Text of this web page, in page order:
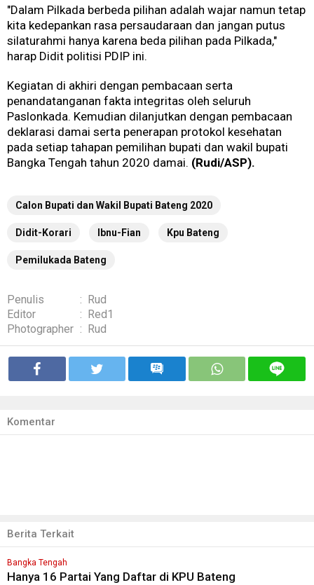
"Dalam Pilkada berbeda pilihan adalah wajar namun tetap
kita kedepankan rasa persaudaraan dan jangan putus
silaturahmi hanya karena beda pilihan pada Pilkada,"
harap Didit politisi PDIP ini.
Kegiatan di akhiri dengan pembacaan serta
penandatanganan fakta integritas oleh seluruh
Paslonkada. Kemudian dilanjutkan dengan pembacaan
deklarasi damai serta penerapan protokol kesehatan
pada setiap tahapan pemilihan bupati dan wakil bupati
Bangka Tengah tahun 2020 damai. (Rudi/ASP).
Calon Bupati dan Wakil Bupati Bateng 2020
Didit-Korari Ibnu-Fian Kpu Bateng
Pemilukada Bateng
Penulis :
Rud
Editor
:
Red1
Photographer : Rud
Komentar
Berita Terkait
Bangka Tengah
Hanya 16 Partai Yang Daftar di KPU Bateng